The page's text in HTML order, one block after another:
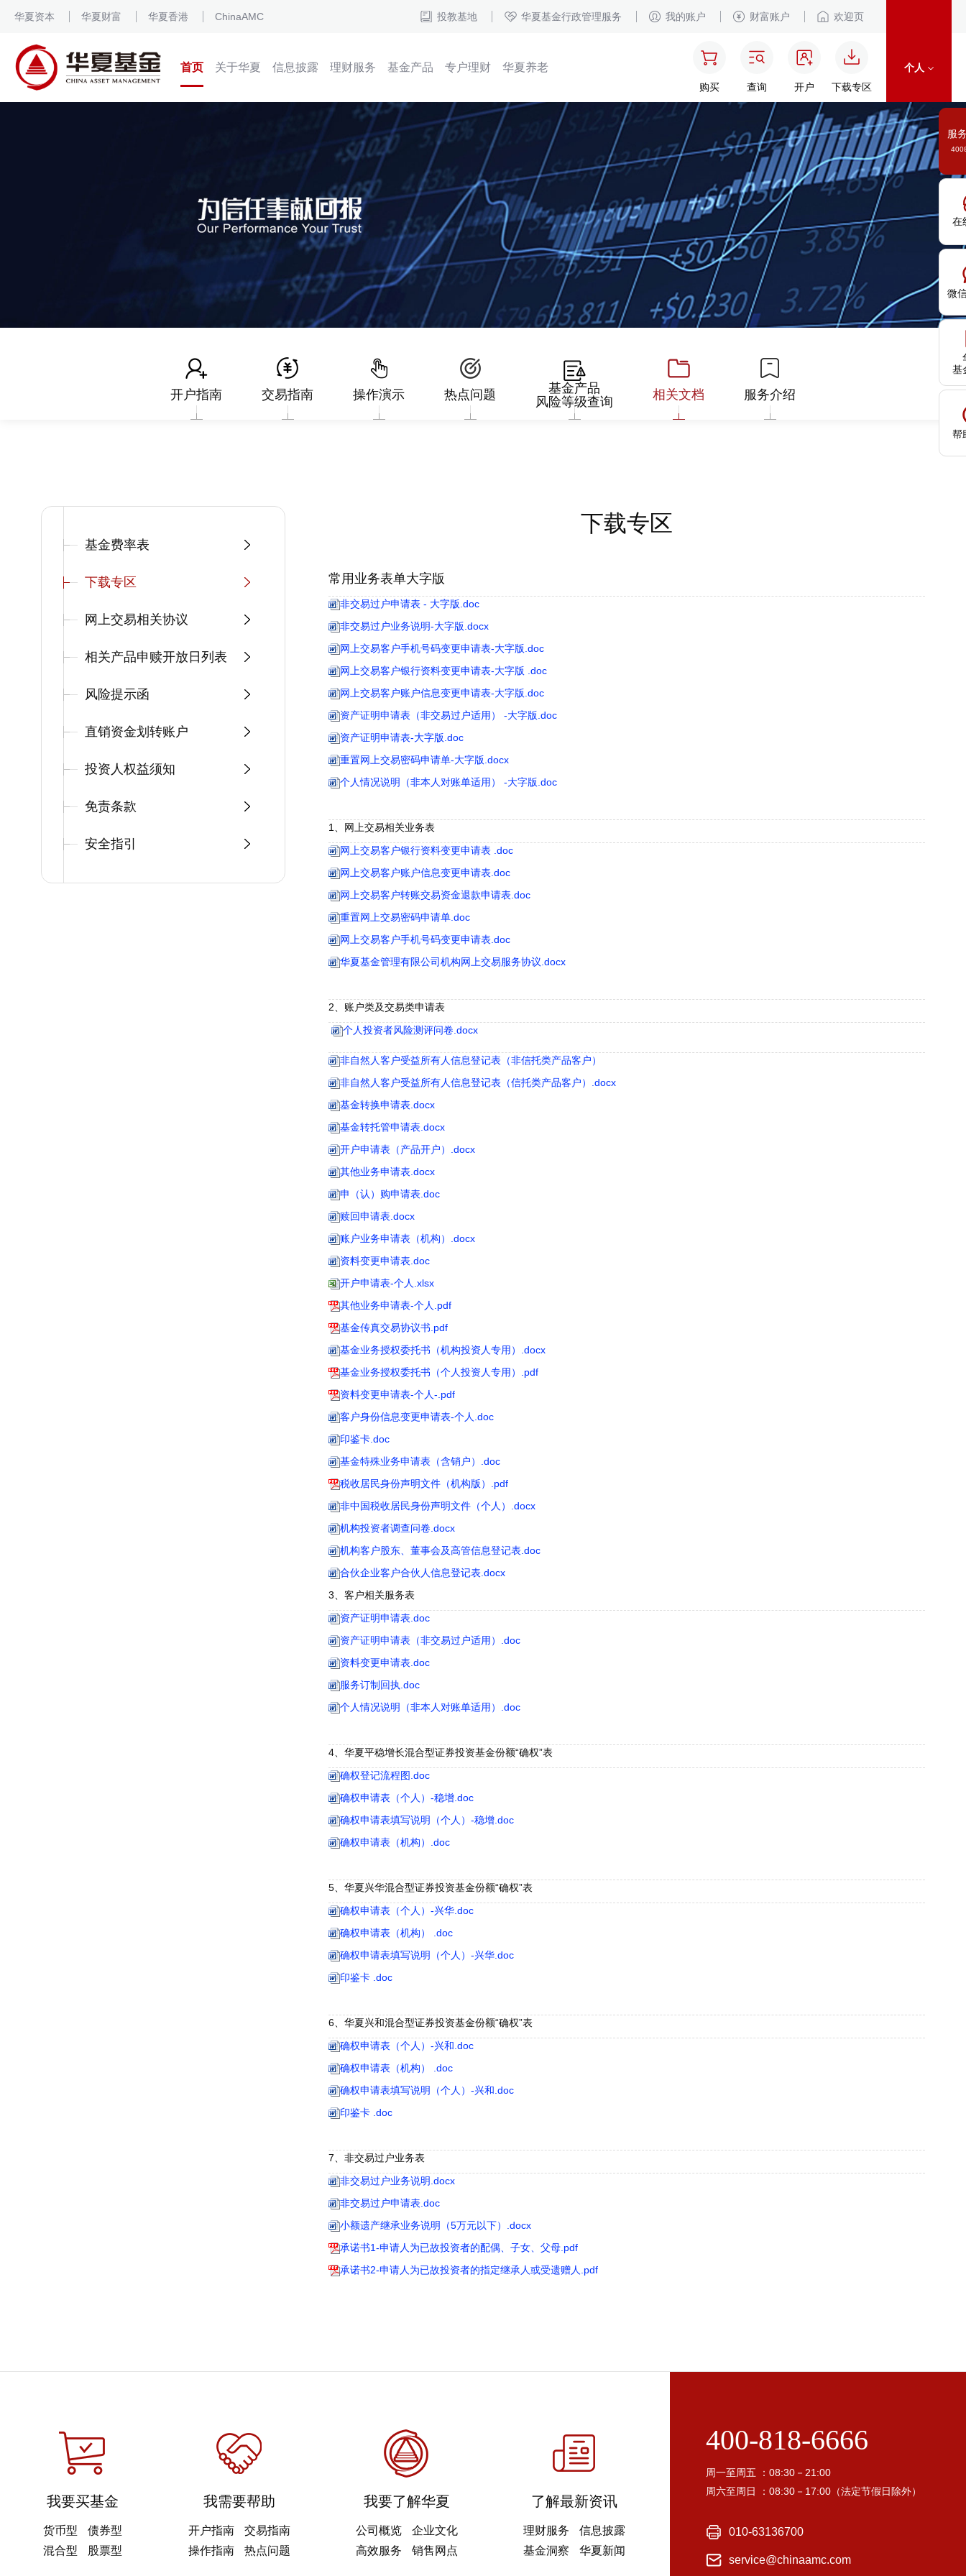
服
在
微
基
帮
华夏资本 华夏财富 华夏香港 ChinaAMC 投教基地 华夏基金行政管理服务 我的账户 财富账户 欢迎页
首页 关于华夏 信息披露 理财服务 基金产品 专户理财 华夏养老
购买 查询 开户 下载专区
个人
开户指南 交易指南 操作演示 热点问题
基金产品
风险等级查询
相关文档 服务介绍
基金费率表
下载专区
网上交易相关协议
相关产品申赎开放日列表
风险提示函
直销资金划转账户
投资人权益须知
免责条款
安全指引
下载专区
常用业务表单大字版
非交易过户申请表 - 大字版.doc
非交易过户业务说明-大字版.docx
网上交易客户手机号码变更申请表-大字版.doc
网上交易客户银行资料变更申请表-大字版 .doc
网上交易客户账户信息变更申请表-大字版.doc
资产证明申请表（非交易过户适用） -大字版.doc
资产证明申请表-大字版.doc
重置网上交易密码申请单-大字版.docx
个人情况说明（非本人对账单适用） -大字版.doc
1、网上交易相关业务表
网上交易客户银行资料变更申请表 .doc
网上交易客户账户信息变更申请表.doc
网上交易客户转账交易资金退款申请表.doc
重置网上交易密码申请单.doc
网上交易客户手机号码变更申请表.doc
华夏基金管理有限公司机构网上交易服务协议.docx
2、账户类及交易类申请表
个人投资者风险测评问卷.docx
非自然人客户受益所有人信息登记表（非信托类产品客户）
非自然人客户受益所有人信息登记表（信托类产品客户）.docx
基金转换申请表.docx
基金转托管申请表.docx
开户申请表（产品开户）.docx
其他业务申请表.docx
申（认）购申请表.doc
赎回申请表.docx
账户业务申请表（机构）.docx
资料变更申请表.doc
开户申请表-个人.xlsx
其他业务申请表-个人.pdf
基金传真交易协议书.pdf
基金业务授权委托书（机构投资人专用）.docx
基金业务授权委托书（个人投资人专用）.pdf
资料变更申请表-个人-.pdf
客户身份信息变更申请表-个人.doc
印鉴卡.doc
基金特殊业务申请表（含销户）.doc
税收居民身份声明文件（机构版）.pdf
非中国税收居民身份声明文件（个人）.docx
机构投资者调查问卷.docx
机构客户股东、董事会及高管信息登记表.doc
合伙企业客户合伙人信息登记表.docx
3、客户相关服务表
资产证明申请表.doc
资产证明申请表（非交易过户适用）.doc
资料变更申请表.doc
服务订制回执.doc
个人情况说明（非本人对账单适用）.doc
4、华夏平稳增长混合型证券投资基金份额“确权”表
确权登记流程图.doc
确权申请表（个人）-稳增.doc
确权申请表填写说明（个人）-稳增.doc
确权申请表（机构）.doc
5、华夏兴华混合型证券投资基金份额“确权”表
确权申请表（个人）-兴华.doc
确权申请表（机构） .doc
确权申请表填写说明（个人）-兴华.doc
印鉴卡 .doc
6、华夏兴和混合型证券投资基金份额“确权”表
确权申请表（个人）-兴和.doc
确权申请表（机构） .doc
确权申请表填写说明（个人）-兴和.doc
印鉴卡 .doc
7、非交易过户业务表
非交易过户业务说明.docx
非交易过户申请表.doc
小额遗产继承业务说明（5万元以下）.docx
承诺书1-申请人为已故投资者的配偶、子女、父母.pdf
承诺书2-申请人为已故投资者的指定继承人或受遗赠人.pdf
我要买基金
货币型
债券型
混合型
股票型
我需要帮助
开户指南
交易指南
操作指南
热点问题
我要了解华夏
公司概览
企业文化
高效服务
销售网点
了解最新资讯
理财服务
信息披露
基金洞察
华夏新闻
400-818-6666
周一至周五 ：08:30－21:00
周六至周日 ：08:30－17:00（法定节假日除外）
010-63136700
service@chinaamc.com